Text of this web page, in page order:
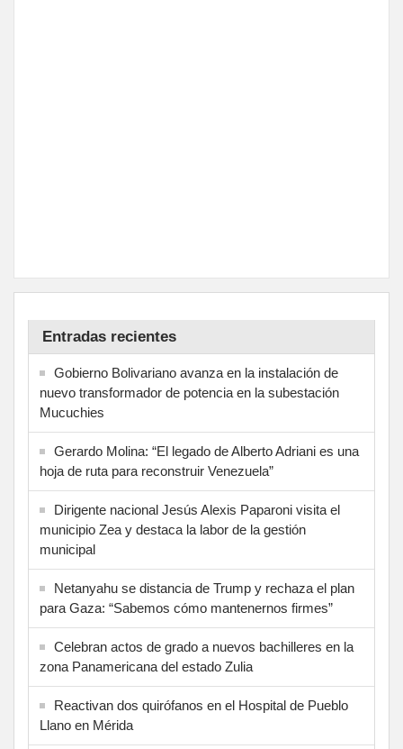
Entradas recientes
Gobierno Bolivariano avanza en la instalación de
nuevo transformador de potencia en la subestación
Mucuchies
Gerardo Molina: “El legado de Alberto Adriani es una
hoja de ruta para reconstruir Venezuela”
Dirigente nacional Jesús Alexis Paparoni visita el
municipio Zea y destaca la labor de la gestión
municipal
Netanyahu se distancia de Trump y rechaza el plan
para Gaza: “Sabemos cómo mantenernos firmes”
Celebran actos de grado a nuevos bachilleres en la
zona Panamericana del estado Zulia
Reactivan dos quirófanos en el Hospital de Pueblo
Llano en Mérida